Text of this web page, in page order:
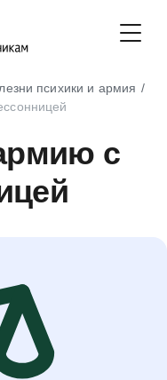
психики и армия
с